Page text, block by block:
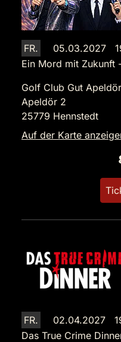
FR.
05.03.2027
Ein Mord mit Zukunft
Golf Club Gut Apeldör
Apeldör 2
25779 Hennstedt
Auf der Karte
FR.
02.04.2027
Das True Crime